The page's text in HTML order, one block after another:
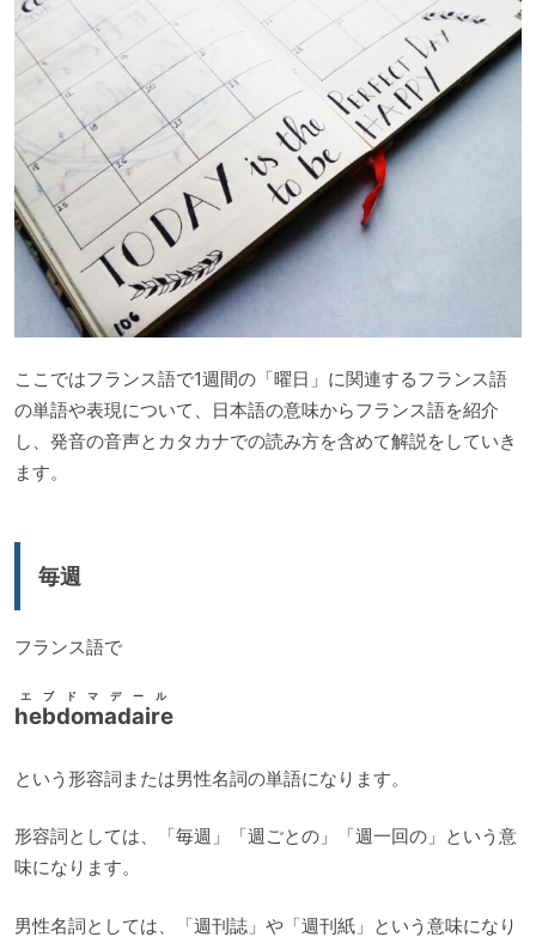
ここではフランス語で1週間の「曜日」に関連するフランス語
の単語や表現について、日本語の意味からフランス語を紹介
し、発音の音声とカタカナでの読み方を含めて解説をしていき
ます。
毎週
フランス語で
hebdomadaire
エブドマデール
という形容詞または男性名詞の単語になります。
形容詞としては、「毎週」「週ごとの」「週一回の」という意
味になります。
男性名詞としては、「週刊誌」や「週刊紙」という意味になり